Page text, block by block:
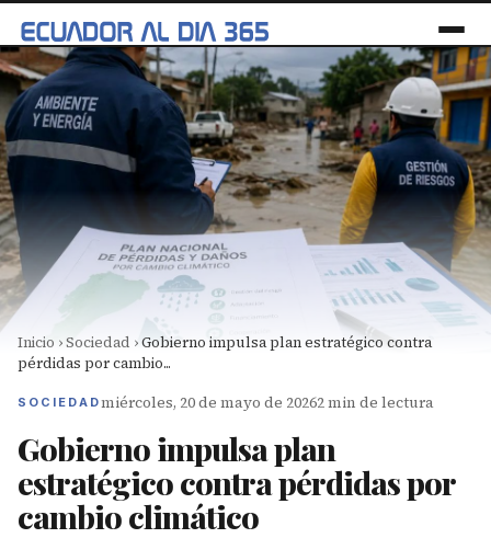
Inicio ›Sociedad ›Gobierno impulsa plan estratégico contra
pérdidas por cambio...
SOCIEDADmiércoles, 20 de mayo de 20262 min de lectura
Gobierno impulsa plan
estratégico contra pérdidas por
cambio climático